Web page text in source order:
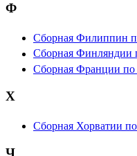
Ф
Сборная Филиппин
Сборная Финляндии
Сборная Франции по
Х
Сборная Хорватии по
Ч